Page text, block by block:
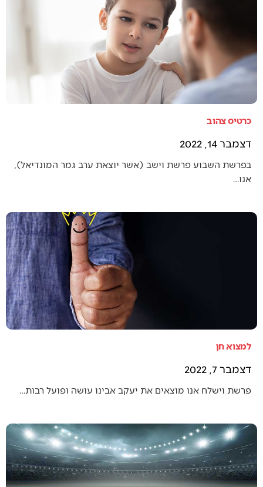
כרטיס צהוב
דצמבר 14, 2022
בפרשת השבוע פרשת וישב (אשר יוצאת ערב גמר המונדיאל),
אנו…
למצוא חן
דצמבר 7, 2022
פרשת וישלח אנו מוצאים את יעקב אבינו עושה ופועל רבות…